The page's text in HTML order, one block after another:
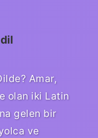
Amar,
olan iki Latin
gelen bir
ve